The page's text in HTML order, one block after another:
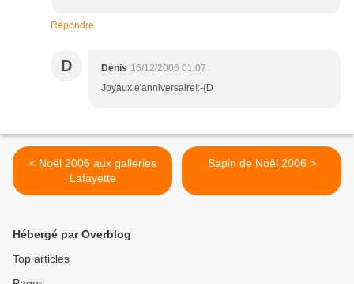
Répondre
D Denis 16/12/2006 01:07
Joyaux e'anniversaire!:-{D
< Noël 2006 aux galleries
Lafayette
Sapin de Noël 2006 >
Hébergé par Overblog
Top articles